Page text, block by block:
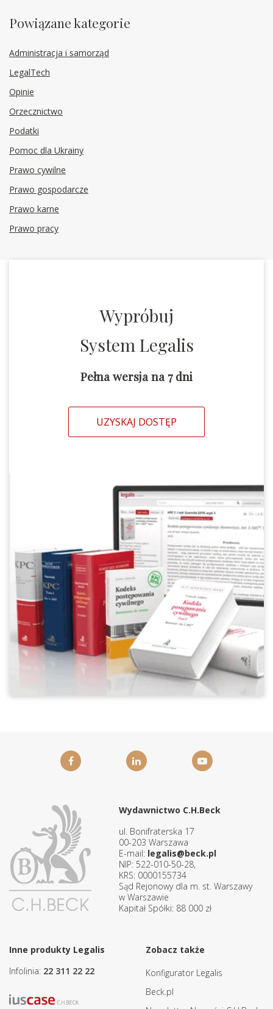
Powiązane kategorie
Administracja i samorząd
LegalTech
Opinie
Orzecznictwo
Podatki
Pomoc dla Ukrainy
Prawo cywilne
Prawo gospodarcze
Prawo karne
Prawo pracy
Wypróbuj
System Legalis
Pełna wersja na 7 dni
UZYSKAJ DOSTĘP
Wydawnictwo C.H.Beck
ul. Bonifraterska 17
00-203 Warszawa
E-mail: legalis@beck.pl
NIP: 522-010-50-28,
KRS: 0000155734
Sąd Rejonowy dla m. st. Warszawy
w Warszawie
Kapitał Spółki: 88 000 zł
Inne produkty Legalis
Infolinia: 22 311 22 22
Zobacz także
Konfigurator Legalis
Beck.pl